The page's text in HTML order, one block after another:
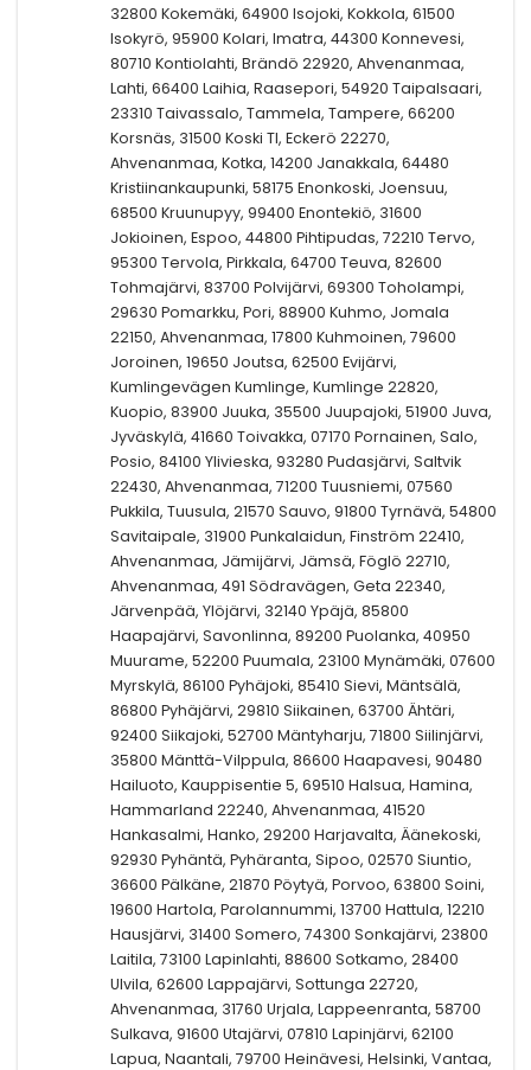
32800 Kokemäki, 64900 Isojoki, Kokkola, 61500
Isokyrö, 95900 Kolari, Imatra, 44300 Konnevesi,
80710 Kontiolahti, Brändö 22920, Ahvenanmaa,
Lahti, 66400 Laihia, Raasepori, 54920 Taipalsaari,
23310 Taivassalo, Tammela, Tampere, 66200
Korsnäs, 31500 Koski Tl, Eckerö 22270,
Ahvenanmaa, Kotka, 14200 Janakkala, 64480
Kristiinankaupunki, 58175 Enonkoski, Joensuu,
68500 Kruunupyy, 99400 Enontekiö, 31600
Jokioinen, Espoo, 44800 Pihtipudas, 72210 Tervo,
95300 Tervola, Pirkkala, 64700 Teuva, 82600
Tohmajärvi, 83700 Polvijärvi, 69300 Toholampi,
29630 Pomarkku, Pori, 88900 Kuhmo, Jomala
22150, Ahvenanmaa, 17800 Kuhmoinen, 79600
Joroinen, 19650 Joutsa, 62500 Evijärvi,
Kumlingevägen Kumlinge, Kumlinge 22820,
Kuopio, 83900 Juuka, 35500 Juupajoki, 51900 Juva,
Jyväskylä, 41660 Toivakka, 07170 Pornainen, Salo,
Posio, 84100 Ylivieska, 93280 Pudasjärvi, Saltvik
22430, Ahvenanmaa, 71200 Tuusniemi, 07560
Pukkila, Tuusula, 21570 Sauvo, 91800 Tyrnävä, 54800
Savitaipale, 31900 Punkalaidun, Finström 22410,
Ahvenanmaa, Jämijärvi, Jämsä, Föglö 22710,
Ahvenanmaa, 491 Södravägen, Geta 22340,
Järvenpää, Ylöjärvi, 32140 Ypäjä, 85800
Haapajärvi, Savonlinna, 89200 Puolanka, 40950
Muurame, 52200 Puumala, 23100 Mynämäki, 07600
Myrskylä, 86100 Pyhäjoki, 85410 Sievi, Mäntsälä,
86800 Pyhäjärvi, 29810 Siikainen, 63700 Ähtäri,
92400 Siikajoki, 52700 Mäntyharju, 71800 Siilinjärvi,
35800 Mänttä-Vilppula, 86600 Haapavesi, 90480
Hailuoto, Kauppisentie 5, 69510 Halsua, Hamina,
Hammarland 22240, Ahvenanmaa, 41520
Hankasalmi, Hanko, 29200 Harjavalta, Äänekoski,
92930 Pyhäntä, Pyhäranta, Sipoo, 02570 Siuntio,
36600 Pälkäne, 21870 Pöytyä, Porvoo, 63800 Soini,
19600 Hartola, Parolannummi, 13700 Hattula, 12210
Hausjärvi, 31400 Somero, 74300 Sonkajärvi, 23800
Laitila, 73100 Lapinlahti, 88600 Sotkamo, 28400
Ulvila, 62600 Lappajärvi, Sottunga 22720,
Ahvenanmaa, 31760 Urjala, Lappeenranta, 58700
Sulkava, 91600 Utajärvi, 07810 Lapinjärvi, 62100
Lapua, Naantali, 79700 Heinävesi, Helsinki, Vantaa,